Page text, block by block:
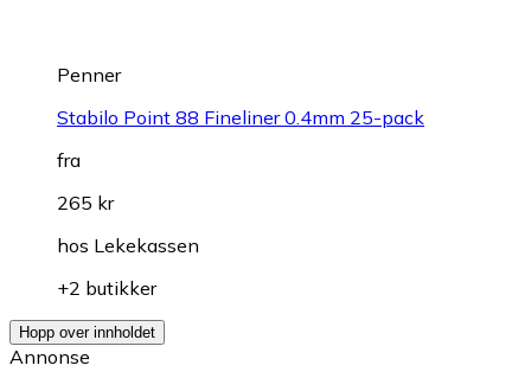
Penner
Stabilo Point 88 Fineliner 0.4mm 25-pack
fra
265 kr
hos Lekekassen
+2 butikker
Hopp over innholdet
Annonse